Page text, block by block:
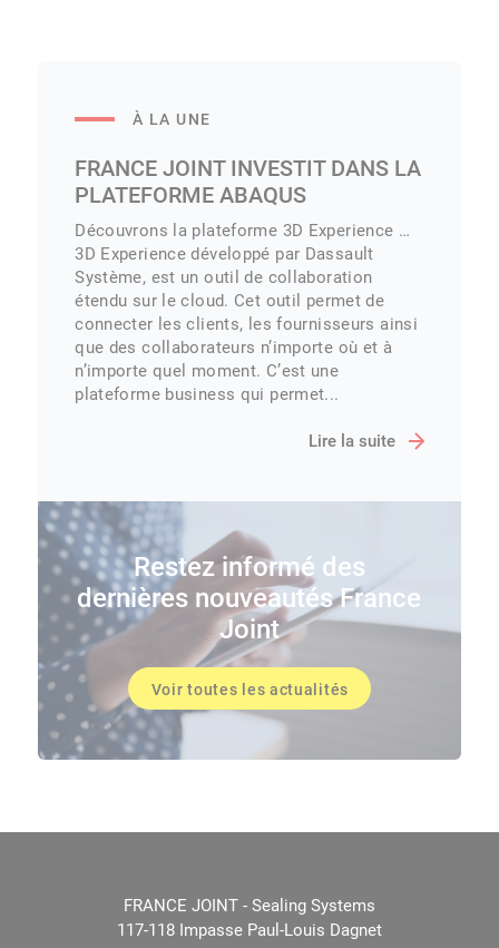
Restez informé des
dernières nouveautés France
Joint
Voir toutes les actualités
À LA UNE
FRANCE JOINT INVESTIT DANS LA
PLATEFORME ABAQUS
Découvrons la plateforme 3D Experience …
3D Experience développé par Dassault
Système, est un outil de collaboration
étendu sur le cloud. Cet outil permet de
connecter les clients, les fournisseurs ainsi
que des collaborateurs n’importe où et à
n’importe quel moment. C’est une
plateforme business qui permet...
Lire la suite
FRANCE JOINT - Sealing Systems
117-118 Impasse Paul-Louis Dagnet